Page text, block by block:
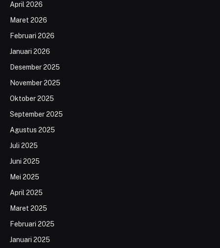
April 2026
Maret 2026
Februari 2026
Januari 2026
Desember 2025
November 2025
Oktober 2025
September 2025
Agustus 2025
Juli 2025
Juni 2025
Mei 2025
April 2025
Maret 2025
Februari 2025
Januari 2025